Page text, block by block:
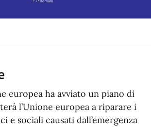
europea ha avviato un piano di
l’Unione europea a riparare i
e sociali causati dall’emergenza